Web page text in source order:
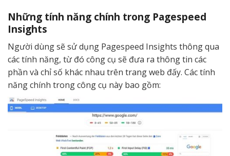
Những tính năng chính trong Pagespeed
Insights
Người dùng sẽ sử dụng Pagespeed Insights thông qua
các tính năng, từ đó công cụ sẽ đưa ra thông tin các
phần và chỉ số khác nhau trên trang web đấy. Các tính
năng chính trong công cụ này bao gồm: